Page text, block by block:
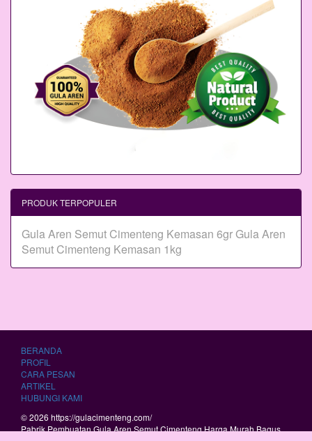
PRODUK TERPOPULER
Gula Aren Semut Cimenteng Kemasan 6grGula Aren
Semut Cimenteng Kemasan 1kg
BERANDA
PROFIL
CARA PESAN
ARTIKEL
HUBUNGI KAMI
© 2026 https://gulacimenteng.com/
Pabrik Pembuatan Gula Aren Semut Cimenteng Harga Murah Bagus